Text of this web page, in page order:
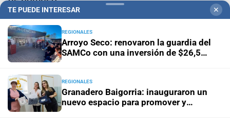
ClimaQué dice el pronóstico de este sábado en la ciudad
de Santa Fe
Gestión de Riesgo
informativo que lanzó la ciudad de Santa Fe
En Santa FeTodo lo que tenés que saber antes de salir
de casa en Santa Fe este viernes 7 de agosto
TE PUEDE INTERESAR ✕
REGIONALES
Arroyo Seco: renovaron la guardia del
SAMCo con una inversión de $26,5
REGIONALES
Granadero Baigorria: inauguraron un
nuevo espacio para promover y